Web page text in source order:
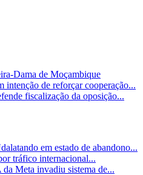
Dama de Moçambique
intenção de reforçar cooperação...
fiscalização da oposição...
em estado de abandono...
tráfico internacional...
Meta invadiu sistema de...